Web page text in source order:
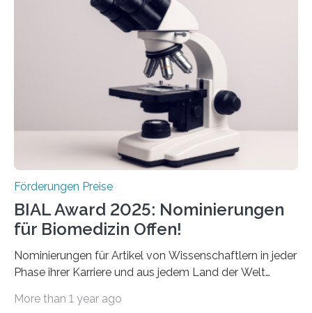
Schlaganfallforschung, um die Behandlung der
Betroffenen zu verbessern. Dazu schreibt sie auch in
diesem Jahr wieder deutschlandweit den Hentschel-
Preis aus. Er richtet sich gezielt an jüngere
Forscherinnen und Forscher unter 40 Jahren. Geehrt
werden soll eine herausragende Doktorarbeit oder eine
hochrangige wissenschaftliche Publikation zum Thema
Förderungen Preise
BIAL Award 2025: Nominierungen
für Biomedizin Offen!
Nominierungen für Artikel von Wissenschaftlern in jeder
Phase ihrer Karriere und aus jedem Land der Welt
Leben gerufen, um die bemerkenswertesten
More than 1 year ago